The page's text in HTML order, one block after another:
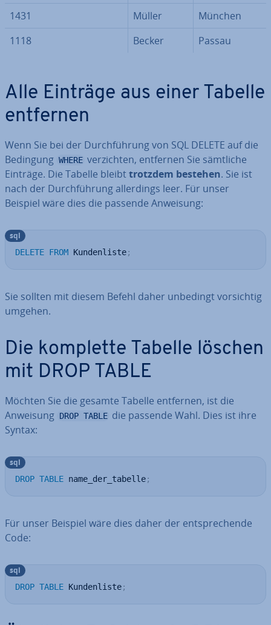
1431
Müller
München
1118
Becker Passau
Alle Einträge aus einer Tabelle
entfernen
Wenn Sie bei der Durch­füh­rung von SQL DELETE auf die
Bedingung WHERE ver­zich­ten, entfernen Sie sämtliche
Einträge. Die Tabelle bleibttrotzdem bestehen. Sie ist
nach der Durch­füh­rung al­ler­dings leer. Für unser
Beispiel wäre dies die passende Anweisung:
DELETE FROM Kundenliste;
sql
Sie sollten mit diesem Befehl daher unbedingt vor­sich­tig
umgehen.
Die komplette Tabelle löschen
mit DROP TABLE
Möchten Sie die gesamte Tabelle entfernen, ist die
Anweisung DROP TABLE die passende Wahl. Dies ist ihre
Syntax:
DROP TABLE name_der_tabelle;
sql
Für unser Beispiel wäre dies daher der ent­spre­chen­de
Code:
DROP TABLE Kundenliste;
sql